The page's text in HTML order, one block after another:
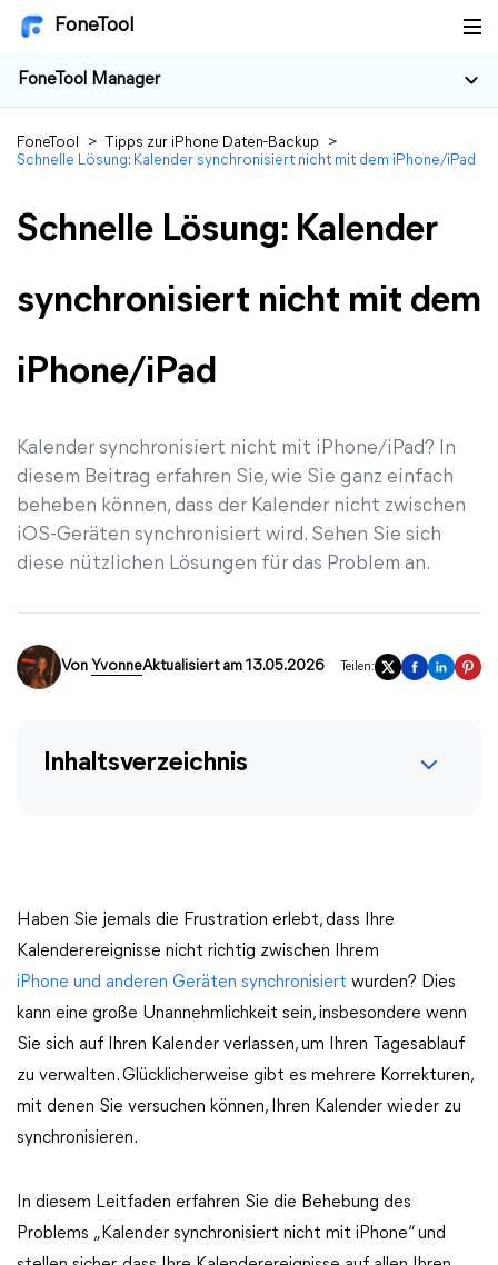
FoneTool
FoneTool Manager
FoneTool > Tipps zur iPhone Daten-Backup
>
Schnelle Lösung: Kalender synchronisiert nicht mit dem iPhone/iPad
Schnelle Lösung: Kalender
synchronisiert nicht mit dem
iPhone/iPad
Kalender synchronisiert nicht mit iPhone/iPad? In
diesem Beitrag erfahren Sie, wie Sie ganz einfach
beheben können, dass der Kalender nicht zwischen
iOS-Geräten synchronisiert wird. Sehen Sie sich
diese nützlichen Lösungen für das Problem an.
Von YvonneAktualisiert am 13.05.2026 Teilen:
Inhaltsverzeichnis
Haben Sie jemals die Frustration erlebt, dass Ihre
Kalenderereignisse nicht richtig zwischen Ihrem
iPhone und anderen Geräten synchronisiert wurden? Dies
kann eine große Unannehmlichkeit sein, insbesondere wenn
Sie sich auf Ihren Kalender verlassen, um Ihren Tagesablauf
zu verwalten. Glücklicherweise gibt es mehrere Korrekturen,
mit denen Sie versuchen können, Ihren Kalender wieder zu
synchronisieren.
In diesem Leitfaden erfahren Sie die Behebung des
Problems „Kalender synchronisiert nicht mit iPhone“ und